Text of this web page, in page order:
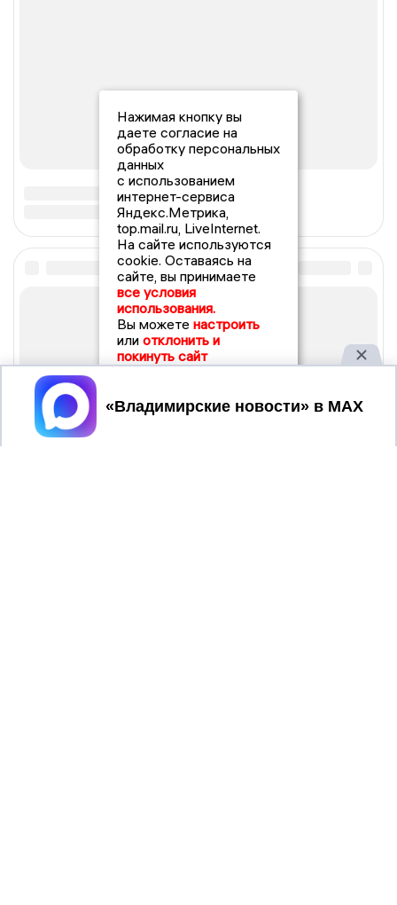
Нажимая кнопку вы
даете согласие на
обработку персональных
данных
с использованием
интернет-сервиса
Яндекс.Метрика,
top.mail.ru, LiveInternet.
На сайте используются
cookie. Оставаясь на
сайте, вы принимаете
все условия
использования.
Вы можете настроить
или отклонить и
покинуть сайт
Принять